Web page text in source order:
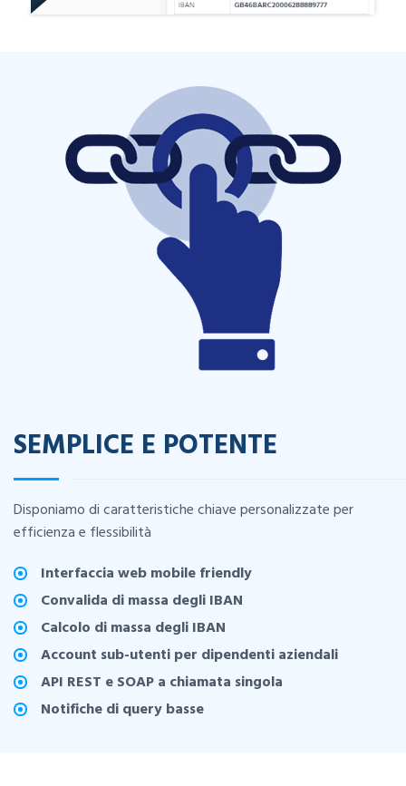
SEMPLICE E POTENTE
Disponiamo di caratteristiche chiave personalizzate per
efficienza e flessibilità
Interfaccia web mobile friendly
Convalida di massa degli IBAN
Calcolo di massa degli IBAN
Account sub-utenti per dipendenti aziendali
API REST e SOAP a chiamata singola
Notifiche di query basse